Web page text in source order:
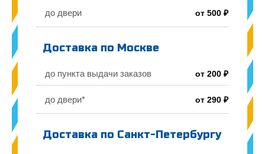
до двери от 500 ₽
Доставка по Москве
до пункта выдачи заказов от 200 ₽
до двери* от 290 ₽
Доставка по Санкт-Петербургу